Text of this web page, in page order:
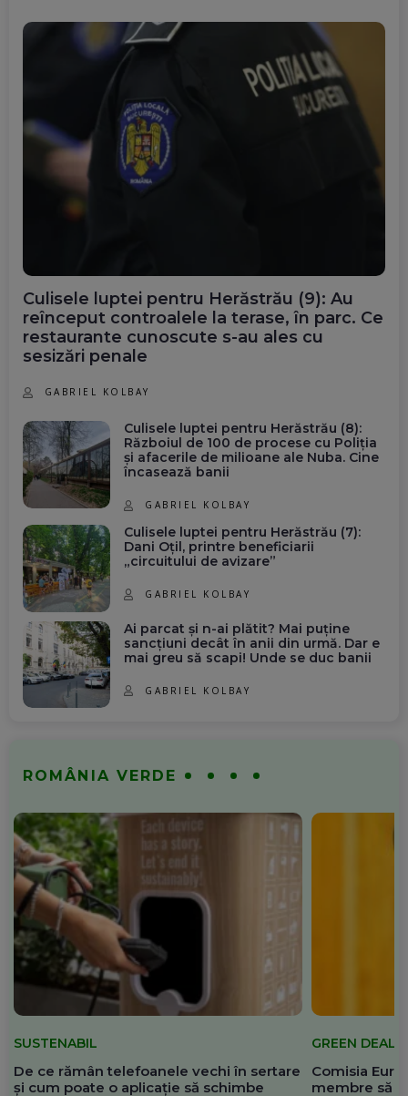
Culisele luptei pentru Herăstrău (9): Au
reînceput controalele la terase, în parc. Ce
restaurante cunoscute s-au ales cu
sesizări penale
GABRIEL KOLBAY
Culisele luptei pentru Herăstrău (8):
Războiul de 100 de procese cu Poliția
și afacerile de milioane ale Nuba. Cine
încasează banii
GABRIEL KOLBAY
Culisele luptei pentru Herăstrău (7):
Dani Oțil, printre beneficiarii
„circuitului de avizare”
GABRIEL KOLBAY
Ai parcat și n-ai plătit? Mai puține
sancțiuni decât în anii din urmă. Dar e
mai greu să scapi! Unde se duc banii
GABRIEL KOLBAY
ROMÂNIA VERDE
SUSTENABIL
De ce rămân telefoanele vechi în sertare
și cum poate o aplicație să schimbe
GREEN DEAL
Comisia
membre să